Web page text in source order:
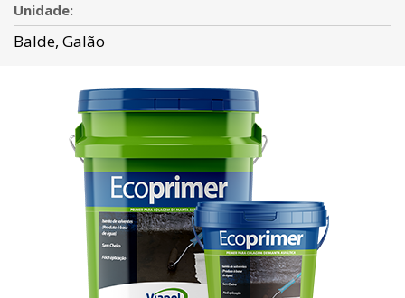
Unidade:
Balde, Galão